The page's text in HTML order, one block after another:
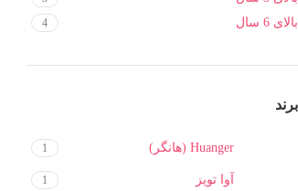
بالای 6 سال 4
برند
Huanger (هانگر) 1
آوا تویز 1